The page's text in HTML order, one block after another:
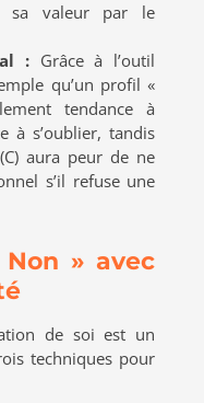
sa valeur par le
:Grâce à l’outil
qu’un profil «
tendance à
à s’oublier, tandis
aura peur de ne
s’il refuse une
» avec
de soi est un
techniques pour